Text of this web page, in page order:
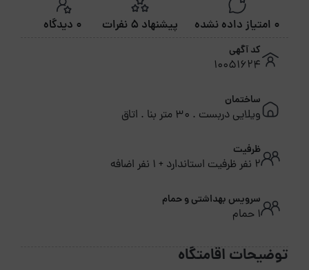
0 امتیاز داده نشده پیشنهاد 5 نفرات 0 دیدگاه
کد آگهی
10051624
ساختمان
ویلایی دربست . 30 متر بنا . اتاق
ظرفیت
2 نفر ظرفیت استاندارد + 1 نفر اضافه
سرویس بهداشتی و حمام
1 حمام
توضیحات اقامتگاه